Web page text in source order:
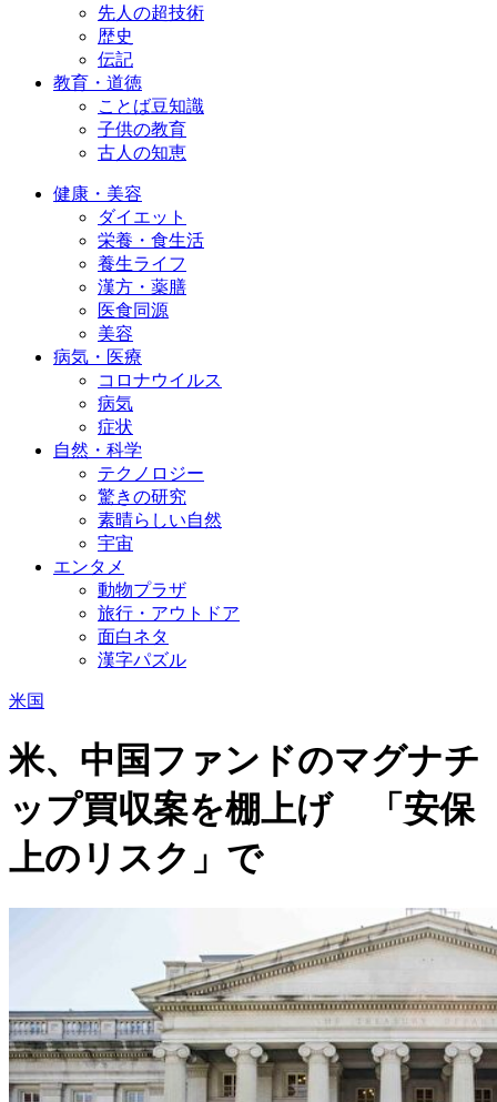
先人の超技術
歴史
伝記
教育・道徳
ことば豆知識
子供の教育
古人の知恵
健康・美容
ダイエット
栄養・食生活
養生ライフ
漢方・薬膳
医食同源
美容
病気・医療
コロナウイルス
病気
症状
自然・科学
テクノロジー
驚きの研究
素晴らしい自然
宇宙
エンタメ
動物プラザ
旅行・アウトドア
面白ネタ
漢字パズル
米国
米、中国ファンドのマグナチ
ップ買収案を棚上げ 「安保
上のリスク」で